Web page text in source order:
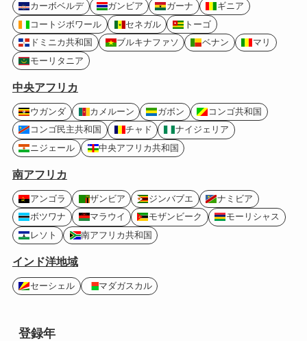
カーボベルデ ガンビア ガーナ
ギニア
コートジボワール
セネガル
トーゴ
ドミニカ共和国
ブルキナファソ ベナン
マリ
モーリタニア
中央アフリカ
ウガンダ カメルーン ガボン
コンゴ共和国
コンゴ民主共和国
チャド
ナイジェリア
ニジェール
中央アフリカ共和国
南アフリカ
アンゴラ ザンビア ジンバブエ
ナミビア
ボツワナ
マラウイ モザンビーク
モーリシャス
レソト
南アフリカ共和国
インド洋地域
セーシェル マダガスカル
登録年